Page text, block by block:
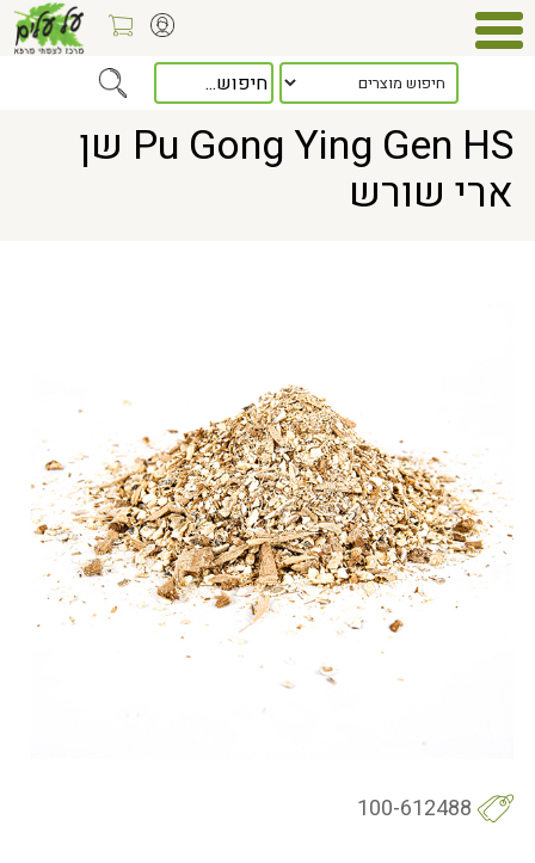
> Pu Gong Ying Gen HS שן ארי שורש
Pu Gong Ying Gen HS שן
ארי שורש
100-612488